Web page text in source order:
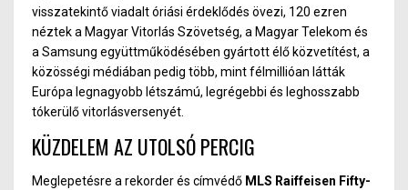
visszatekintő viadalt óriási érdeklődés övezi, 120 ezren
néztek a Magyar Vitorlás Szövetség, a Magyar Telekom és
a Samsung együttműködésében gyártott élő közvetítést, a
közösségi médiában pedig több, mint félmillióan látták
Európa legnagyobb létszámú, legrégebbi és leghosszabb
tókerülő vitorlásversenyét.
KÜZDELEM AZ UTOLSÓ PERCIG
Meglepetésre a rekorder és címvédő MLS Raiffeisen Fifty-